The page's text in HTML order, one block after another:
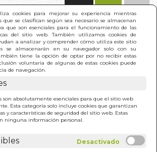
cookies para mejorar su experiencia mientras
que se clasifican según sea necesario se almacenan
que son esenciales para el funcionamiento de las
del sitio web. También utilizamos cookies de
a analizar y comprender cómo utiliza este sitio
se almacenarán en su navegador solo con su
tiene la opción de optar por no recibir estas
voluntaria de algunas de estas cookies puede
de navegación.
son absolutamente esenciales para que el sitio web
Esta categoría solo incluye cookies que garantizan
y características de seguridad del sitio web. Estas
ninguna información personal.